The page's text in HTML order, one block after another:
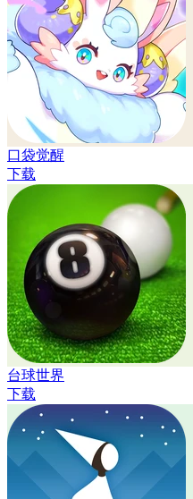
口袋觉醒
下载
台球世界
下载